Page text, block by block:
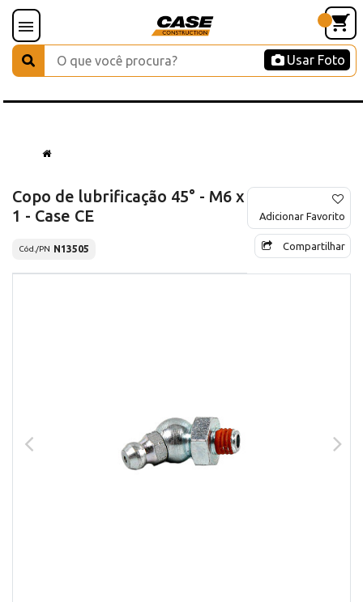
Usar Foto
Copo de lubrificação 45° - M6 x
1 - Case CE
Cód./PN N13505
Adicionar Favorito
Compartilhar